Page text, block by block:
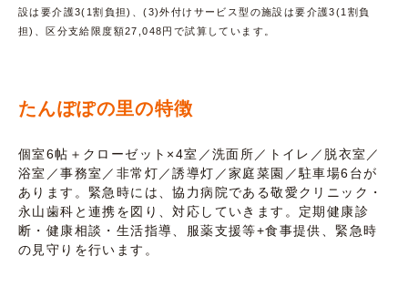
設は要介護3(1割負担)、(3)外付けサービス型の施設は要介護3(1割負
担)、区分支給限度額27,048円で試算しています。
たんぽぽの里の特徴
個室6帖＋クローゼット×4室／洗面所／トイレ／脱衣室／
浴室／事務室／非常灯／誘導灯／家庭菜園／駐車場6台が
あります。緊急時には、協力病院である敬愛クリニック・
永山歯科と連携を図り、対応していきます。定期健康診
断・健康相談・生活指導、服薬支援等+食事提供、緊急時
の見守りを行います。